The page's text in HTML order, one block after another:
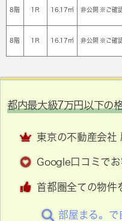
8階 1Ｒ 16.17㎡ 非公開 ※ご確
8階 1Ｒ 16.17㎡ 非公開 ※ご確
都内最大級7万円以下の
東京の不動産会社
Google口コミで
首都圏全ての物件
部屋まる。で